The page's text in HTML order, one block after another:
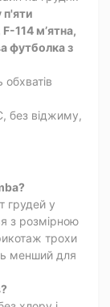
п'яти
114 мʼятна,
футболка з
обхватів
без віджиму,
грудей у
з розмірною
трохи
менший для